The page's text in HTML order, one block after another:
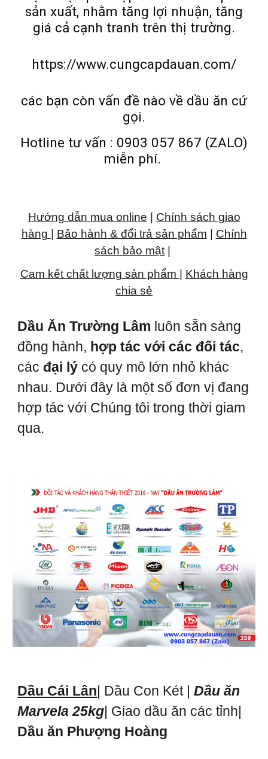
sản xuất, nhằm tăng lợi nhuận, tăng
giá cả cạnh tranh trên thị trường.
https://www.cungcapdauan.com/
các bạn còn vấn đề nào về dầu ăn cứ
gọi.
Hotline tư vấn : 0903 057 867 (ZALO)
miễn phí.
Hướng dẫn mua online
Chính sách giao
hàng
Bảo hành & đổi trả sản phẩm
Chính
sách bảo mật
Cam kết chất lượng sản phẩm | Khách hàng
chia sẻ
Dầu Ăn Trường Lâm luôn sẵn sàng
đồng hành, hợp tác với các đối tác,
các đại lý có quy mô lớn nhỏ khác
nhau. Dưới đây là một số đơn vị đang
hợp tác với Chúng tôi trong thời giam
qua.
Dầu Cái Lân| Dầu Con Két |Dầu ăn
Marvela 25kg| Giao dầu ăn các tỉnh|
Dầu ăn Phượng Hoàng